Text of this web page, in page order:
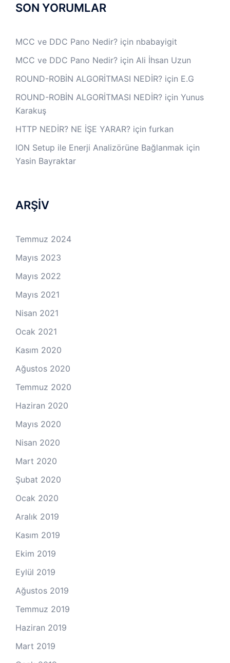
SON YORUMLAR
MCC ve DDC Pano Nedir? için nbabayigit
MCC ve DDC Pano Nedir? için Ali İhsan Uzun
ROUND-ROBİN ALGORİTMASI NEDİR? için E.G
ROUND-ROBİN ALGORİTMASI NEDİR? için Yunus
Karakuş
HTTP NEDİR? NE İŞE YARAR? için furkan
ION Setup ile Enerji Analizörüne Bağlanmak için
Yasin Bayraktar
ARŞİV
Temmuz 2024
Mayıs 2023
Mayıs 2022
Mayıs 2021
Nisan 2021
Ocak 2021
Kasım 2020
Ağustos 2020
Temmuz 2020
Haziran 2020
Mayıs 2020
Nisan 2020
Mart 2020
Şubat 2020
Ocak 2020
Aralık 2019
Kasım 2019
Ekim 2019
Eylül 2019
Ağustos 2019
Temmuz 2019
Haziran 2019
Mart 2019